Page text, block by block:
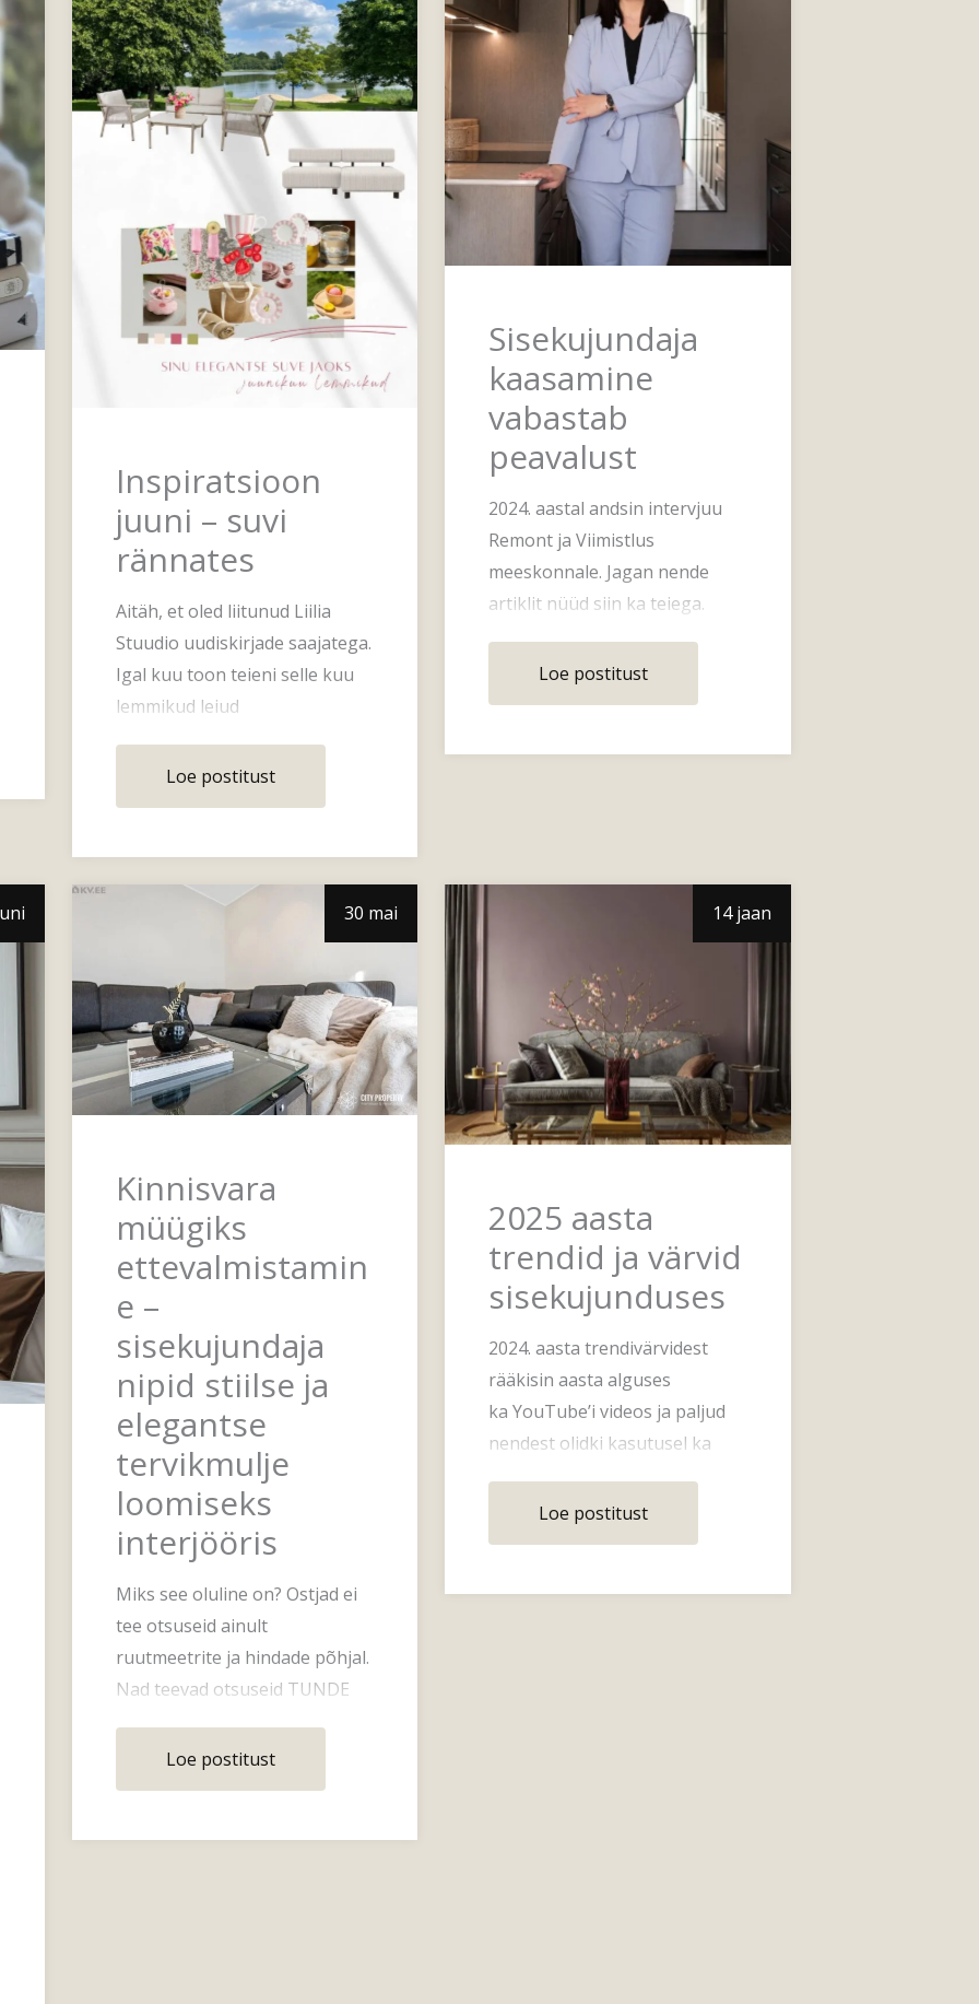
Inspiratsioon
juuni – suvi
rännates
Aitäh, et oled liitunud Liilia
Stuudio uudiskirjade saajatega.
Igal kuu toon teieni selle kuu
lemmikud leiud
kaubandusest &#82
Loe postitust
Sisekujundaja
kaasamine
vabastab
peavalust
2024. aastal andsin intervjuu
Remont ja Viimistlus
meeskonnale. Jagan nende
artiklit nüüd siin ka teiega.
kaasamineLoe postitust
30 mai
Kinnisvara
müügiks
ettevalmistamin
e –
sisekujundaja
nipid stiilse ja
elegantse
tervikmulje
loomiseks
interjööris
Miks see oluline on? Ostjad ei
tee otsuseid ainult
ruutmeetrite ja hindade põhjal.
Nad teevad otsuseid TUNDE
valgustatud, h
Loe postitust
14 jaan
2025 aasta
trendid ja värvid
sisekujunduses
2024. aasta trendivärvidest
rääkisin aasta alguses
ka YouTube’i videos ja paljud
nendest olidki kasutusel ka
Loe postitust